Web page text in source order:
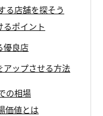
る店舗を探そう
るポイント
優良店
アップさせる方法
の相場
価値とは